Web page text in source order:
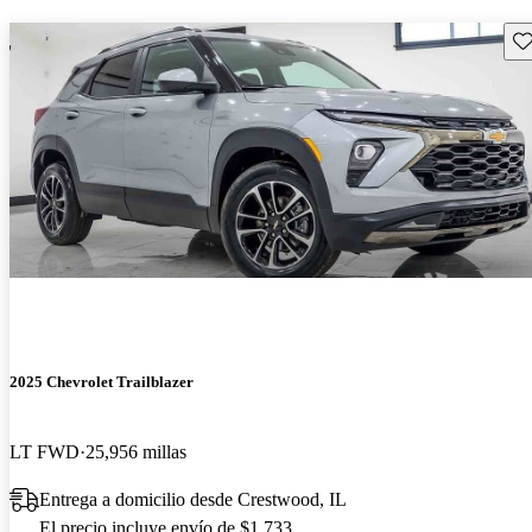
2025 Chevrolet Trailblazer
LT FWD 25,956 millas
Entrega a domicilio desde Crestwood, IL